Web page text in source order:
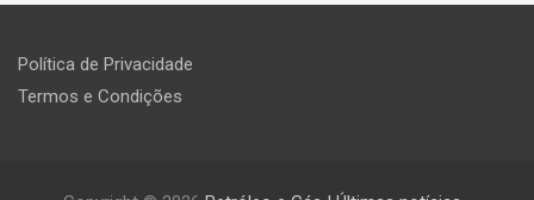
Política de Privacidade
Termos e Condições